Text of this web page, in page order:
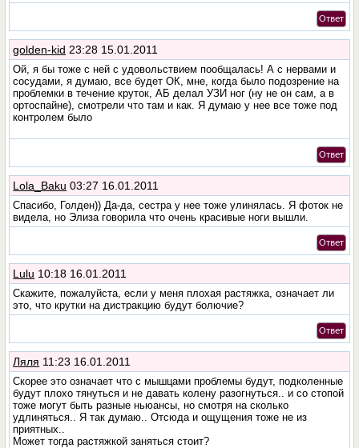
Ответ
golden-kid 23:28 15.01.2011
Ой, я бы тоже с ней с удовольствием пообщалась! А с нервами и
сосудами, я думаю, все будет ОК, мне, когда было подозрение на
проблемки в течение круток, АБ делал УЗИ ног (ну не он сам, а в
ортоспайне), смотрели что там и как. Я думаю у нее все тоже под
контролем было
Ответ
Lola_Baku 03:27 16.01.2011
Спасибо, Голден)) Да-да, сестра у нее тоже улинялась. Я фоток не
видела, но Элиза говорила что очень красивые ноги вышли.
Ответ
Lulu 10:18 16.01.2011
Скажите, пожалуйста, если у меня плохая растяжка, означает ли
это, что крутки на дистракцию будут болючие?
Ответ
Ляля 11:23 16.01.2011
Скорее это означает что с мышцами проблемы будут, подколенные
будут плохо тянуться и не давать колену разогнуться.. и со стопой
тоже могут быть разные ньюансы, но смотря на сколько
удлиняться.. Я так думаю.. Отсюда и ощущения тоже не из
приятных..
Может тогда растяжкой заняться стоит?